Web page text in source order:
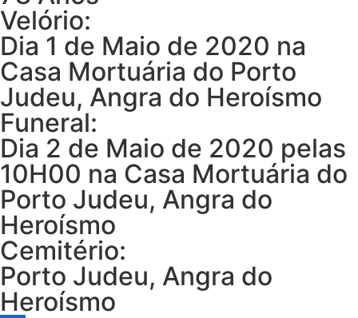
Velório:
Dia 1 de Maio de 2020 na
Casa Mortuária do Porto
Judeu, Angra do Heroísmo
Funeral:
Dia 2 de Maio de 2020 pelas
10H00 na Casa Mortuária do
Porto Judeu, Angra do
Heroísmo
Cemitério:
Porto Judeu, Angra do
Heroísmo